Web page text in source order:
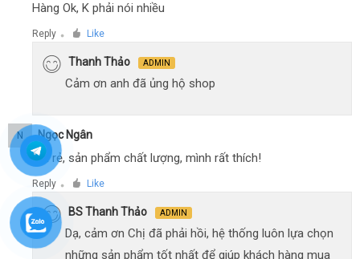
Hàng Ok, K phải nói nhiều
Reply ● Like
Thanh Thảo ADMIN
Cảm ơn anh đã ủng hộ shop
N Ngọc Ngân
Giá rẻ, sản phẩm chất lượng, mình rất thích!
Reply ● Like
BS Thanh Thảo ADMIN
Dạ, cảm ơn Chị đã phải hồi, hệ thống luôn lựa chọn
những sản phẩm tốt nhất để giúp khách hàng mua